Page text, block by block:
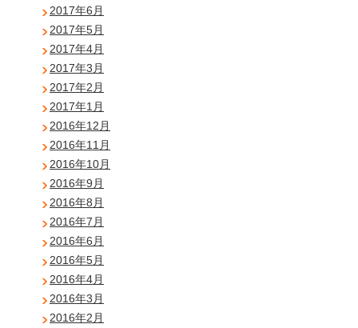
2017年6月
2017年5月
2017年4月
2017年3月
2017年2月
2017年1月
2016年12月
2016年11月
2016年10月
2016年9月
2016年8月
2016年7月
2016年6月
2016年5月
2016年4月
2016年3月
2016年2月